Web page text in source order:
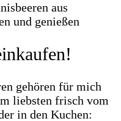
gehören für mich
liebsten frisch vom
in den Kuchen: